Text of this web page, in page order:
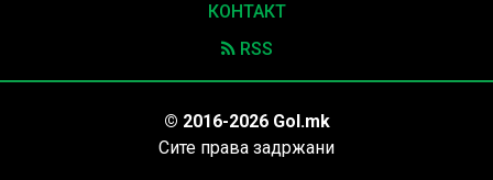
КОНТАКТ
RSS
© 2016-2026 Gol.mk
Сите права задржани